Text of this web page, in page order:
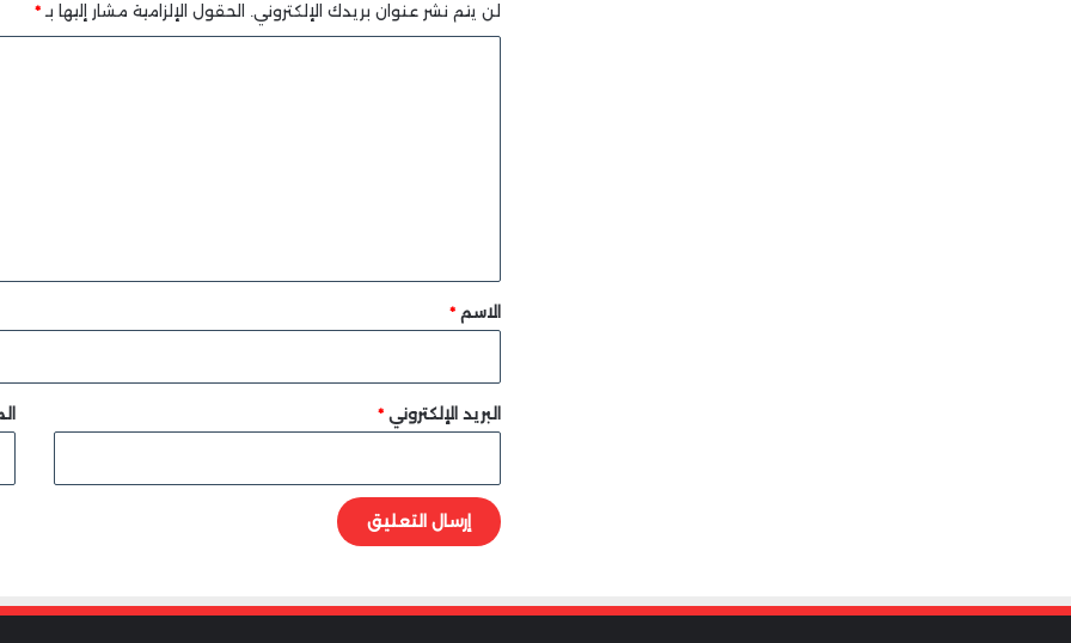
لن يتم نشر عنوان بريدك الإلكتروني. الحقول الإلزامية مشار إليها بـ *
*الاسم *
البريد الإلكتروني *